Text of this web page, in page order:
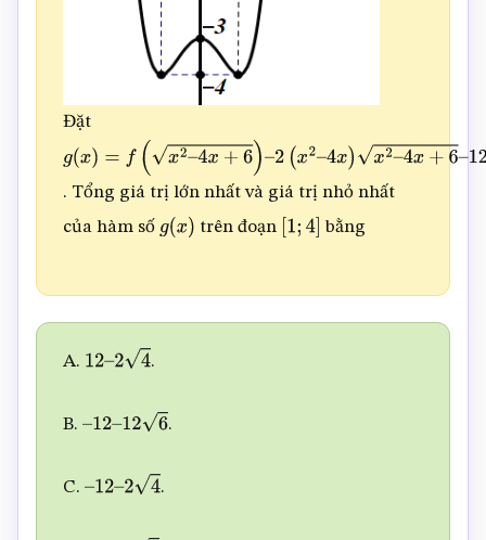
Đặt
g(x)=f( x2 –
4 x+6)–
2(x2 –
. Tổng giá trị lớn nhất và giá trị nhỏ nhất
của hàm số g(x) trên đoạn [1; 4] bằng
A. 12– 24 .
B. 12– 126 .
C. 12– 24 .